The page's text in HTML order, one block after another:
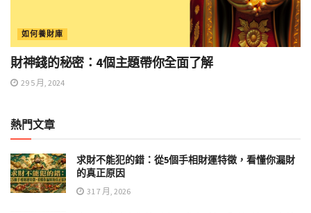
如何養財庫
財神錢的秘密：4個主題帶你全面了解
29 5 月, 2024
熱門文章
求財不能犯的錯：從5個手相財運特徵，看懂你漏財
的真正原因
31 7 月, 2026